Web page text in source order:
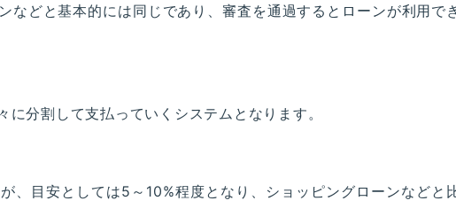
などと基本的には同じであり、審査を通過するとローンが利用で
分割して支払っていくシステムとなります。
、目安としては5～10%程度となり、ショッピングローンなどと